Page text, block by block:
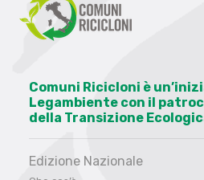
Comuni Ricicloni è
Legambiente con il
della Transizione
Edizione Nazionale